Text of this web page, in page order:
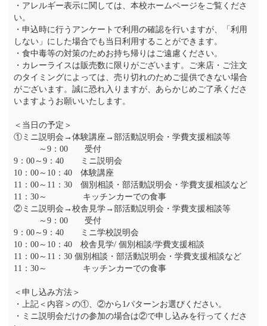
・アレルギー表示に関しては、本校ホームページをご覧くださ
い。
・申込時に行うアンケートで利用の確認を行いますが、「利用
しない」にした場合でも当日利用することができます。
・食中毒等の対策のためお持ち帰りはご遠慮ください。
・カレーライスは販売数に限りがございます。ご来店・ご注文
のタイミングによっては、売り切れのためご提供できない場合
がございます。誠に恐れ入りますが、あらかじめご了承くださ
いますようお願いいたします。
＜当日の予定＞
①ミニ説明会→体験講座→部活動説明会・学費支援相談等
～9：00 受付
9：00～9：40 ミニ説明会
10：00～10：40 体験講座
11：00～11：30 個別相談・部活動説明会・学費支援相談など
11：30～ キッチンカーでの食事
②ミニ説明会→校舎見学→部活動説明会・学費支援相談等
～9：00 受付
9：00～9：40 ミニ学校説明会
10：00～10：40 校舎見学/ 個別相談/学費支援相談
11：00～11：30 個別相談・部活動説明会・学費支援相談など
11：30～ キッチンカーでの食事
＜申し込み方法＞
・上記＜内容＞の①、②から1パターンお選びください。
・ミニ説明会だけの参加の場合は②で申し込みを行ってくださ